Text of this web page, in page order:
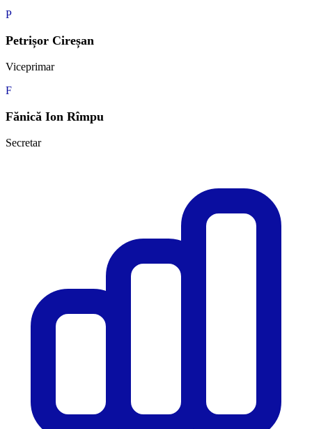
P
Petrișor Cireșan
Viceprimar
F
Fănică Ion Rîmpu
Secretar